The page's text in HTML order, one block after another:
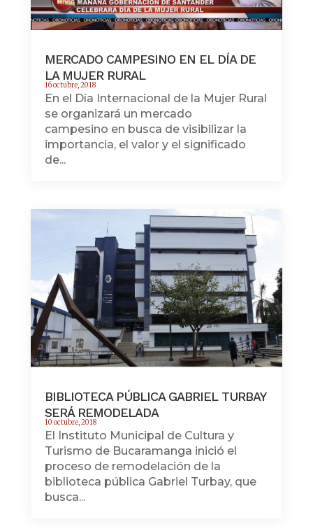
MERCADO CAMPESINO EN EL DÍA DE
LA MUJER RURAL
16 octubre, 2018
En el Día Internacional de la Mujer Rural
se organizará un mercado
campesino en busca de visibilizar la
importancia, el valor y el significado
de...
BIBLIOTECA PÚBLICA GABRIEL TURBAY
SERÁ REMODELADA
10 octubre, 2018
El Instituto Municipal de Cultura y
Turismo de Bucaramanga inició el
proceso de remodelación de la
biblioteca pública Gabriel Turbay, que
busca...